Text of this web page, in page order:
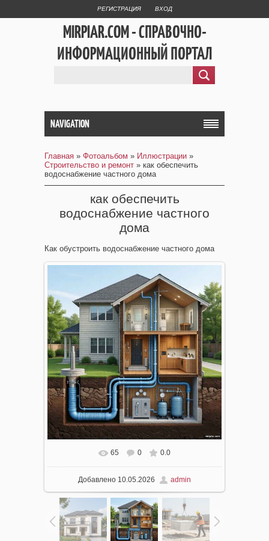
РЕГИСТРАЦИЯ ВХОД
MIRPIAR.COM - СПРАВОЧНО-
ИНФОРМАЦИОННЫЙ ПОРТАЛ
NAVIGATION
Главная » Фотоальбом » Иллюстрации »
Строительство и ремонт » как обеспечить
водоснабжение частного дома
как обеспечить
водоснабжение частного
дома
Как обустроить водоснабжение частного дома
В реальном размере 1000x1000
65 0 0.0
Добавлено 10.05.2026 admin